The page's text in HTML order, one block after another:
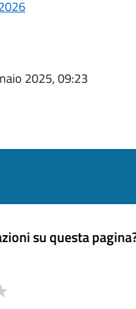
2025, 09:23
su questa